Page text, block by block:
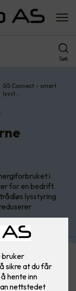
Søk
SG Connect - smart
lysst…
i
for en bedrift.
lysstyring